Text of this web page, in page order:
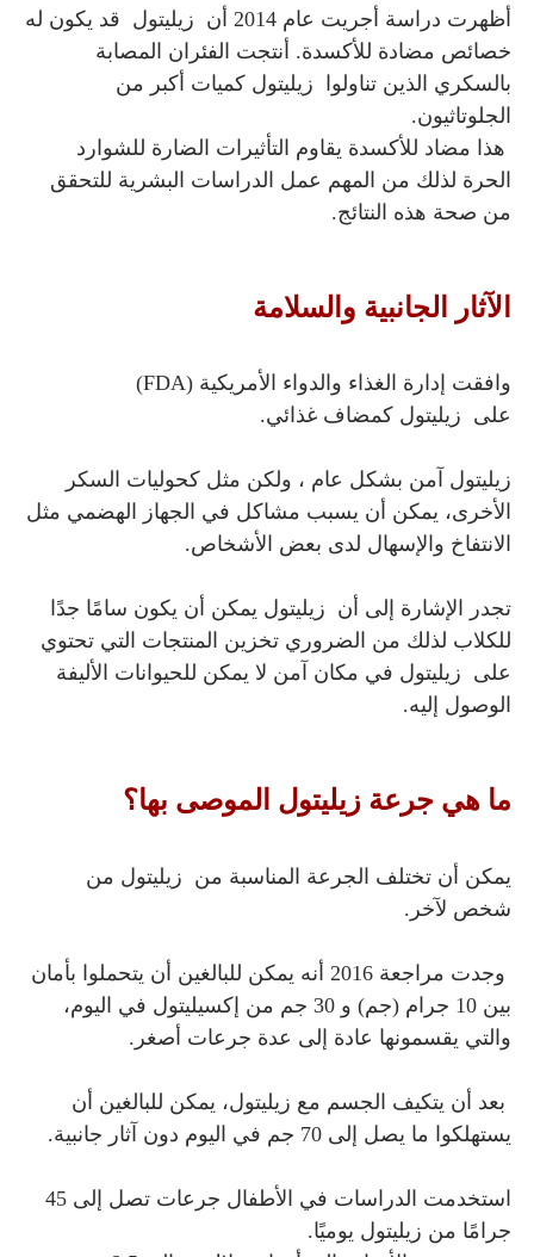
أظهرت دراسة أجريت عام 2014 أن زيليتول
قد يكون له
خصائص مضادة للأكسدة. أنتجت الفئران المصابة
بالسكري الذين تناولوا زيليتول كميات أكبر من
الجلوتاثيون.
هذا مضاد للأكسدة يقاوم التأثيرات الضارة للشوارد
الحرة لذلك من المهم عمل الدراسات البشرية للتحقق
من صحة هذه النتائج.
الآثار الجانبية والسلامة
وافقت إدارة الغذاء والدواء الأمريكية (FDA)
على زيليتول كمضاف غذائي.
زيليتول آمن بشكل عام ، ولكن مثل كحوليات السكر
الأخرى، يمكن أن يسبب مشاكل في الجهاز الهضمي مثل
الانتفاخ والإسهال لدى بعض الأشخاص.
تجدر الإشارة إلى أن زيليتول يمكن أن يكون سامًا جدًا
للكلاب لذلك من الضروري تخزين المنتجات التي تحتوي
على زيليتول في مكان آمن لا يمكن للحيوانات الأليفة
الوصول إليه.
ما هي جرعة زيليتول الموصى بها؟
يمكن أن تختلف الجرعة المناسبة من زيليتول من
شخص لآخر.
وجدت مراجعة 2016 أنه يمكن للبالغين أن يتحملوا بأمان
بين 10 جرام (جم) و 30 جم من إكسيليتول في اليوم،
والتي يقسمونها عادة إلى عدة جرعات أصغر.
بعد أن يتكيف الجسم مع زيليتول، يمكن للبالغين أن
يستهلكوا ما يصل إلى 70 جم في اليوم دون آثار جانبية.
استخدمت الدراسات في الأطفال جرعات تصل إلى 45
جرامًا من زيليتول يوميًا.